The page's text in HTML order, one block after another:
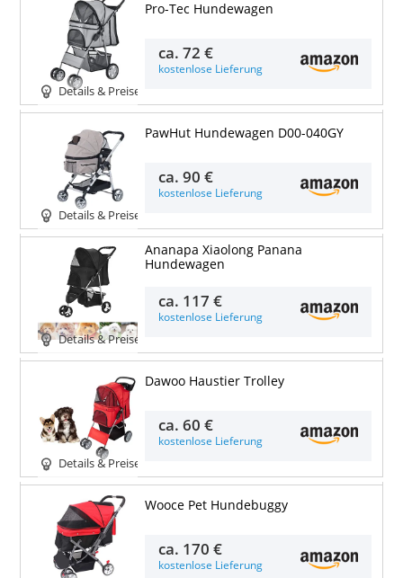
Details & Preise
Pro-Tec Hundewagen
ca.72 €
kostenlose Lieferung
Details & Preise
PawHut Hundewagen D00-040GY
ca.90 €
kostenlose Lieferung
Details & Preise
Ananapa Xiaolong Panana
Hundewagen
ca. 117 €
kostenlose Lieferung
Details & Preise
Dawoo Haustier Trolley
ca.60 €
kostenlose Lieferung
Wooce Pet Hundebuggy
ca. 170 €
kostenlose Lieferung